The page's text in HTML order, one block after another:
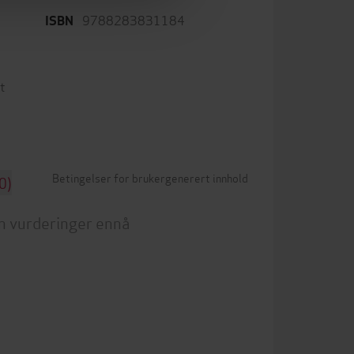
ISBN 9788283831184
Betingelser for brukergenerert innhold
vurderinger ennå